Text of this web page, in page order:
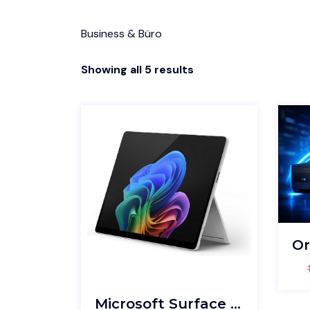
Business & Büro
Showing all 5 results
Microsoft Surface Pro FB Ultra7/32GB/1TB Win11Pro Platinum – 499214